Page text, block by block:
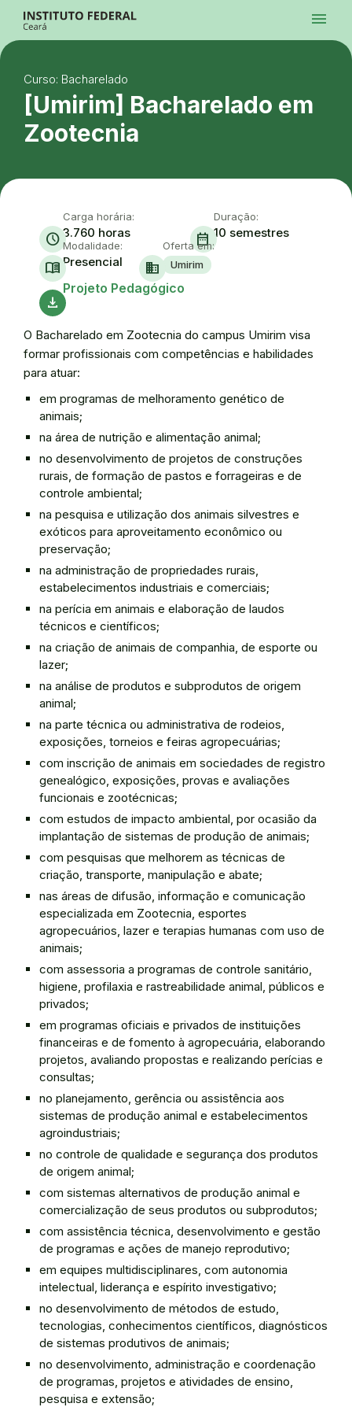
Ir para a busca
Ir para o menu principal
Ir para o conteúdo
Alto Contraste
Login da Área Administrativa
Acessibilidade
menu
Curso: Bacharelado
[Umirim] Bacharelado em
Zootecnia
schedule
Carga horária:
3.760 horas date_range
Duração:
10 semestres
menu_book
Modalidade:
Presencial domain
Oferta em:
Umirim
download
Projeto Pedagógico
O Bacharelado em Zootecnia do campus Umirim visa
formar profissionais com competências e habilidades
para atuar:
em programas de melhoramento genético de
animais;
na área de nutrição e alimentação animal;
no desenvolvimento de projetos de construções
rurais, de formação de pastos e forrageiras e de
controle ambiental;
na pesquisa e utilização dos animais silvestres e
exóticos para aproveitamento econômico ou
preservação;
na administração de propriedades rurais,
estabelecimentos industriais e comerciais;
na perícia em animais e elaboração de laudos
técnicos e científicos;
na criação de animais de companhia, de esporte ou
lazer;
na análise de produtos e subprodutos de origem
animal;
na parte técnica ou administrativa de rodeios,
exposições, torneios e feiras agropecuárias;
com inscrição de animais em sociedades de registro
genealógico, exposições, provas e avaliações
funcionais e zootécnicas;
com estudos de impacto ambiental, por ocasião da
implantação de sistemas de produção de animais;
com pesquisas que melhorem as técnicas de
criação, transporte, manipulação e abate;
nas áreas de difusão, informação e comunicação
especializada em Zootecnia, esportes
agropecuários, lazer e terapias humanas com uso de
animais;
com assessoria a programas de controle sanitário,
higiene, profilaxia e rastreabilidade animal, públicos e
privados;
em programas oficiais e privados de instituições
financeiras e de fomento à agropecuária, elaborando
projetos, avaliando propostas e realizando perícias e
consultas;
no planejamento, gerência ou assistência aos
sistemas de produção animal e estabelecimentos
agroindustriais;
no controle de qualidade e segurança dos produtos
de origem animal;
com sistemas alternativos de produção animal e
comercialização de seus produtos ou subprodutos;
com assistência técnica, desenvolvimento e gestão
de programas e ações de manejo reprodutivo;
em equipes multidisciplinares, com autonomia
intelectual, liderança e espírito investigativo;
no desenvolvimento de métodos de estudo,
tecnologias, conhecimentos científicos, diagnósticos
de sistemas produtivos de animais;
no desenvolvimento, administração e coordenação
de programas, projetos e atividades de ensino,
pesquisa e extensão;